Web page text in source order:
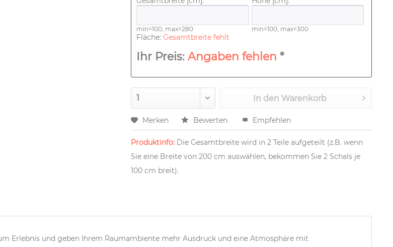
min=100; max=280 min=100; max=300
Fläche: Gesamtbreite fehlt
Ihr Preis: Angaben fehlen *
In den Warenkorb
Merken Bewerten Empfehlen
Produktinfo: Die Gesamtbreite wird in 2 Teile aufgeteilt (z.B. wenn
Sie eine Breite von 200 cm auswählen, bekommen Sie 2 Schals je
100 cm breit).
Erlebnis und geben Ihrem Raumambiente mehr Ausdruck und eine Atmosphäre mit